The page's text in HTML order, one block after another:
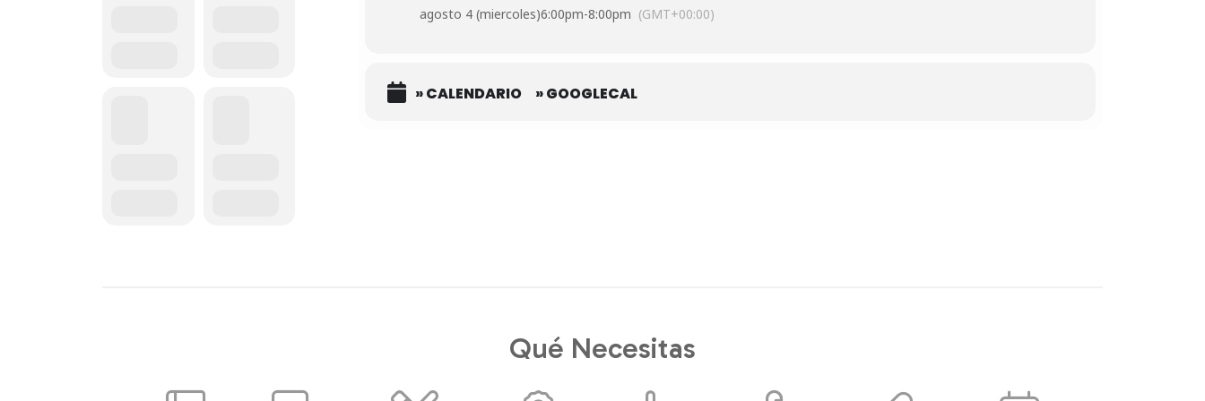
agosto 4 (miercoles)6:00pm-8:00pm (GMT+00:00)
» CALENDARIO » GOOGLECAL
Qué Necesitas